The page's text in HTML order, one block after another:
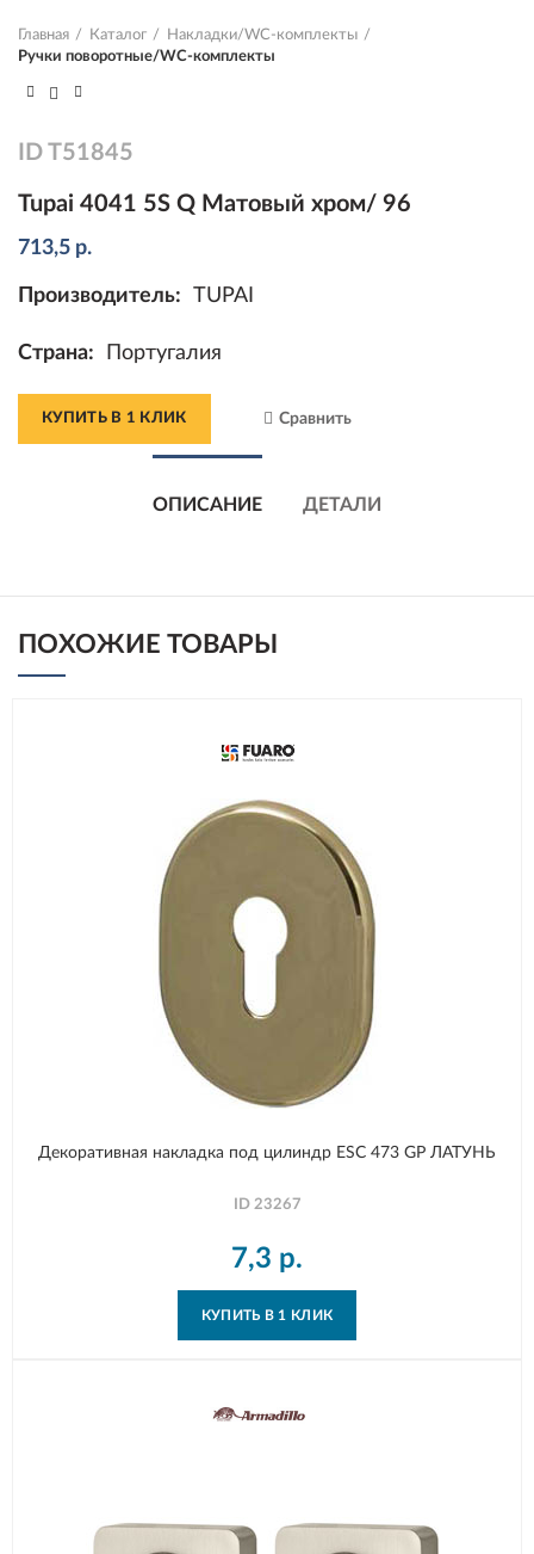
Главная Каталог
Накладки/WC-комплекты
Ручки поворотные/WC-комплекты
ID T51845
Tupai 4041 5S Q Матовый хром/ 96
713,5 р.
Производитель: TUPAI
Страна: Португалия
КУПИТЬ В 1 КЛИК Сравнить
ОПИСАНИЕ ДЕТАЛИ
ПОХОЖИЕ ТОВАРЫ
Декоративная накладка под цилиндр ESC 473 GP ЛАТУНЬ
ID 23267
7,3 р.
КУПИТЬ В 1 КЛИК